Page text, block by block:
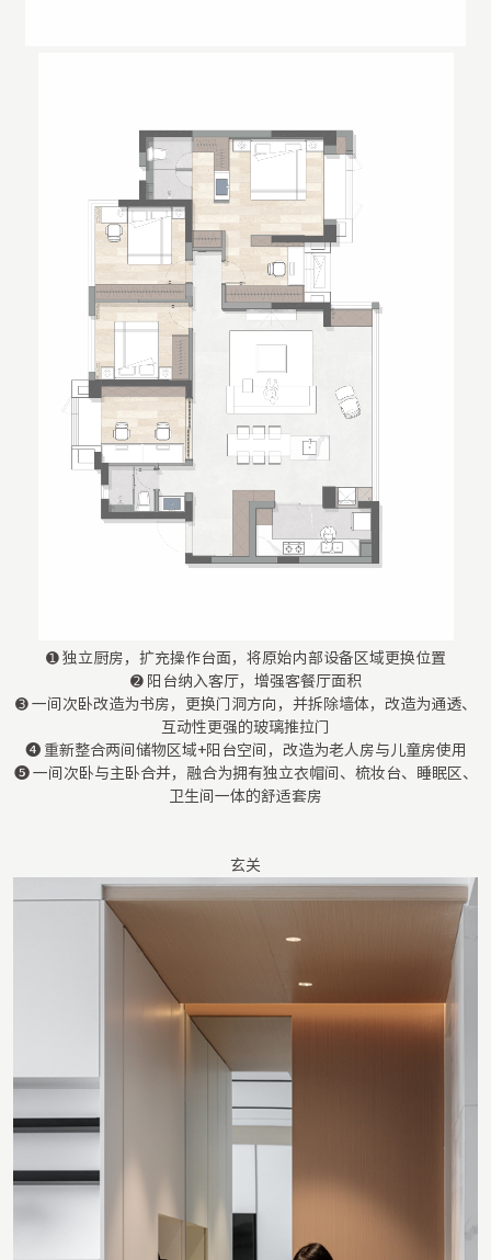
➊ 独立厨房，扩充操作台面，将原始内部设备区域更换位置
➋ 阳台纳入客厅，增强客餐厅面积
➌ 一间次卧改造为书房，更换门洞方向，并拆除墙体，改造为通透、
互动性更强的玻璃推拉门
❹ 重新整合两间储物区域+阳台空间，改造为老人房与儿童房使用
❺ 一间次卧与主卧合并，融合为拥有独立衣帽间、梳妆台、睡眠区、
卫生间一体的舒适套房
玄关